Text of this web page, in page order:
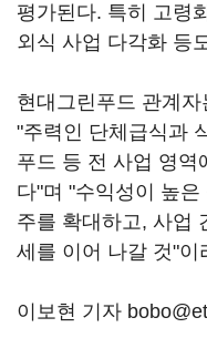
평가된다. 특히 고령
외식 사업 다각화 등
현대그린푸드 관계
"주력인 단체급식과
푸드 등 전 사업 영역
다"며 "수익성이 높
주를 확대하고, 사업
세를 이어 나갈 것"이
이보현 기자